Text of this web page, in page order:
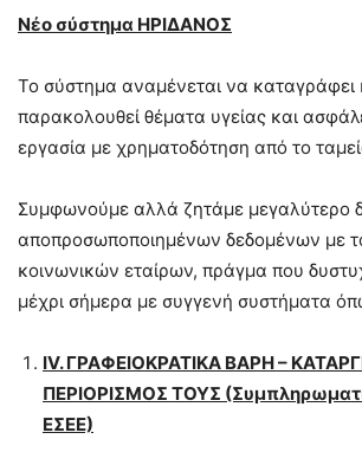
Νέο σύστημα ΗΡΙΔΑΝΟΣ
Το σύστημα αναμένεται να καταγράφει
παρακολουθεί θέματα υγείας και
εργασία με χρηματοδότηση από το
Συμφωνούμε αλλά ζητάμε μεγαλύτερο
αποπροσωποποιημένων δεδομένων με
κοινωνικών εταίρων, πράγμα που
μέχρι σήμερα με συγγενή συστήματα
IV. ΓΡΑΦΕΙΟΚΡΑΤΙΚΑ ΒΑΡΗ –
ΠΕΡΙΟΡΙΣΜΟΣ ΤΟΥΣ
ΕΣΕΕ)